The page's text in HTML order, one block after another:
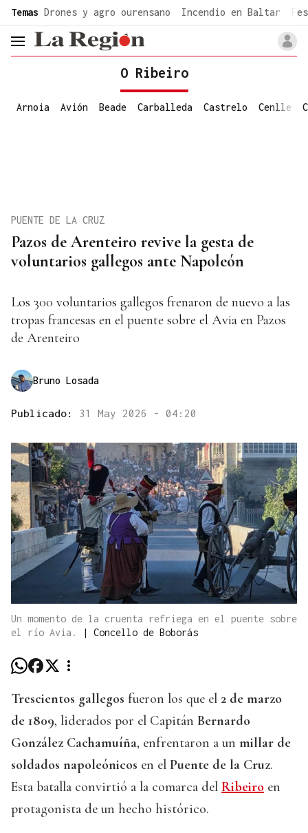
Temas Drones y agro ourensano Incendio en Baltar
header.menu.open
O Ribeiro
Arnoia Avión Beade Carballeda Castrelo Cenlle
Pazos de Arenteiro revive la gesta de
voluntarios gallegos ante Napoleón
PUENTE DE LA CRUZ
Los 300 voluntarios gallegos frenaron de nuevo a las
tropas francesas en el puente sobre el Avia en Pazos
de Arenteiro
Bruno Losada
Publicado: 31 May 2026 - 04:20
Un momento de la cruenta refriega en el puente sobre
el río Avia.
| Concello de Boborás
Trescientos gallegos fueron los que el 2 de marzo
de 1809, liderados por el Capitán Bernardo
González Cachamuíña, enfrentaron a un millar de
soldados napoleónicos en el Puente de la Cruz.
Esta batalla convirtió a la comarca del Ribeiro en
protagonista de un hecho histórico.